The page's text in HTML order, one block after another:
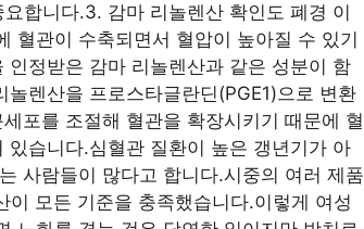
합니다.3. 감마 리놀렌산 확인도 폐경 이
혈관이 수축되면서 혈압이 높아질 수 있기
정받은 감마 리놀렌산과 같은 성분이 함
렌산을 프로스타글란딘(PGE1)으로 변환
포를 조절해 혈관을 확장시키기 때문에 혈
습니다.심혈관 질환이 높은 갱년기가 아
사람들이 많다고 합니다.시중의 여러 제품
모든 기준을 충족했습니다.이렇게 여성